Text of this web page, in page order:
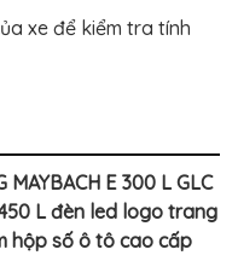
xe để kiểm tra tính
E 300 L GLC
L đèn led logo trang
hộp số ô tô cao cấp